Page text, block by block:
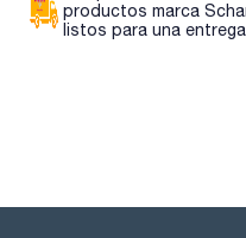
ESPECIFICACIONES
rango de ebullición : 40 - 60
productos marca
listos para una